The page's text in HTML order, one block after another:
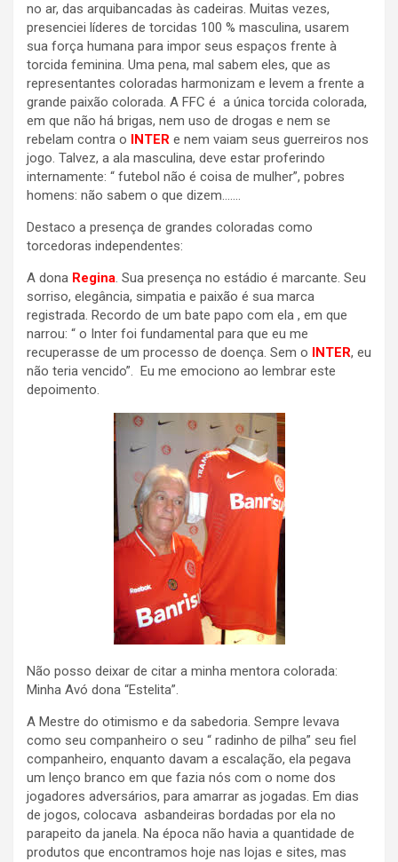
no ar, das arquibancadas às cadeiras. Muitas vezes,
presenciei líderes de torcidas 100 % masculina, usarem
sua força humana para impor seus espaços frente à
torcida feminina. Uma pena, mal sabem eles, que as
representantes coloradas harmonizam e levem a frente a
grande paixão colorada. A FFC é a única torcida colorada,
em que não há brigas, nem uso de drogas e nem se
rebelam contra o INTER e nem vaiam seus guerreiros nos
jogo. Talvez, a ala masculina, deve estar proferindo
internamente: “ futebol não é coisa de mulher”, pobres
homens: não sabem o que dizem…….
Destaco a presença de grandes coloradas como
torcedoras independentes:
A dona Regina. Sua presença no estádio é marcante. Seu
sorriso, elegância, simpatia e paixão é sua marca
registrada. Recordo de um bate papo com ela , em que
narrou: “ o Inter foi fundamental para que eu me
recuperasse de um processo de doença. Sem o INTER, eu
não teria vencido”. Eu me emociono ao lembrar este
depoimento.
Não posso deixar de citar a minha mentora colorada:
Minha Avó dona “Estelita”.
A Mestre do otimismo e da sabedoria. Sempre levava
como seu companheiro o seu “ radinho de pilha” seu fiel
companheiro, enquanto davam a escalação, ela pegava
um lenço branco em que fazia nós com o nome dos
jogadores adversários, para amarrar as jogadas. Em dias
de jogos, colocava asbandeiras bordadas por ela no
parapeito da janela. Na época não havia a quantidade de
produtos que encontramos hoje nas lojas e sites, mas